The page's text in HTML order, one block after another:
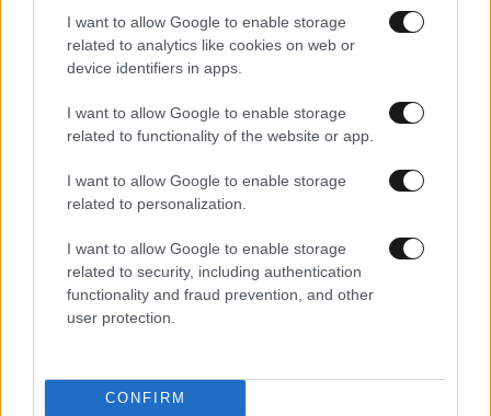
I want to allow Google to enable storage
related to analytics like cookies on web or
device identifiers in apps.
I want to allow Google to enable storage
related to functionality of the website or app.
I want to allow Google to enable storage
related to personalization.
I want to allow Google to enable storage
related to security, including authentication
functionality and fraud prevention, and other
user protection.
CONFIRM
ΠΕΡΙΣΣΟΤΕΡΑ STORIES